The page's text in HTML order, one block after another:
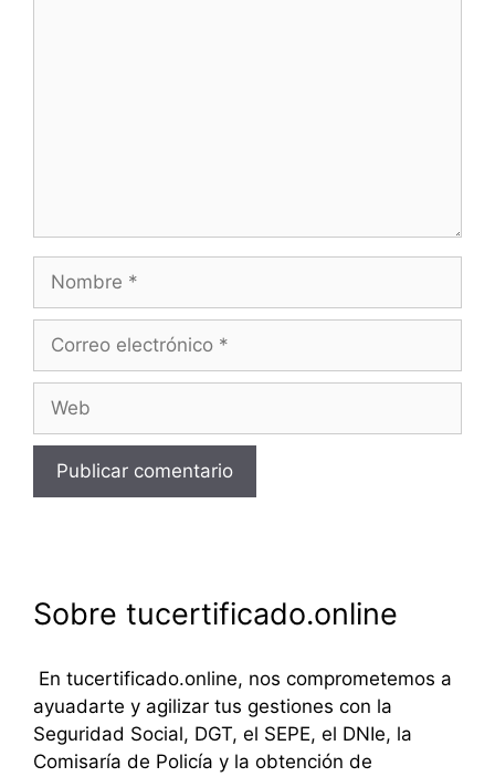
Nombre
Correo
Web
Sobre tucertificado.online
En tucertificado.online, nos comprometemos a
ayuadarte y agilizar tus gestiones con la
Seguridad Social, DGT, el SEPE, el DNIe, la
Comisaría de Policía y la obtención de